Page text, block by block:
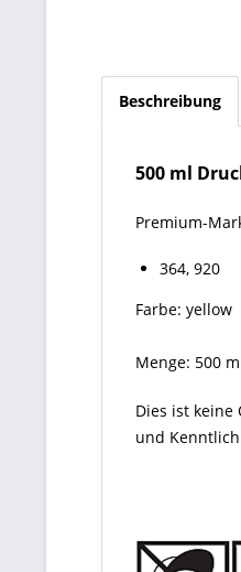
Beschreibung
500 ml
Premium-
364, 920
Farbe: yellow
Menge: 500
Dies ist
und